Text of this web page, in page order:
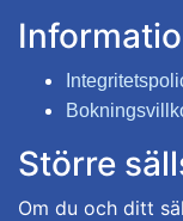
Större
Om du och ditt